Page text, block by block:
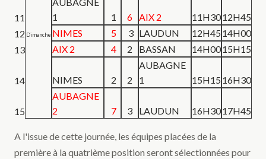
Dimanche
11
1
1 6 AIX 2 11H3012H45
12
NIMES 5 3 LAUDUN 12H45 14H00
13
AIX 2 4 2 BASSAN 14H0015H15
14 NIMES 2 2
AUBAGNE
1
15H15 16H30
15
AUBAGNE
2
7 3 LAUDUN 16H3017H45
A l'issue de cette journée, les équipes placées de la
première à la quatrième position seront sélectionnées pour